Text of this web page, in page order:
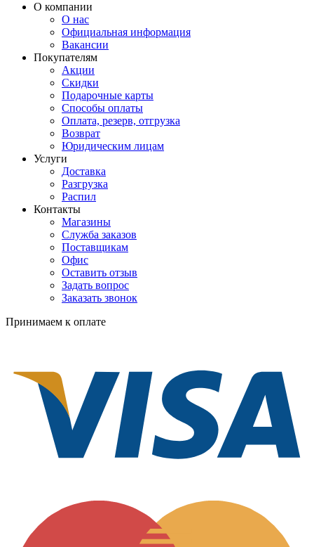
О компании
О нас
Официальная информация
Вакансии
Покупателям
Акции
Скидки
Подарочные карты
Способы оплаты
Оплата, резерв, отгрузка
Возврат
Юридическим лицам
Услуги
Доставка
Разгрузка
Распил
Контакты
Магазины
Служба заказов
Поставщикам
Офис
Оставить отзыв
Задать вопрос
Заказать звонок
Принимаем к оплате